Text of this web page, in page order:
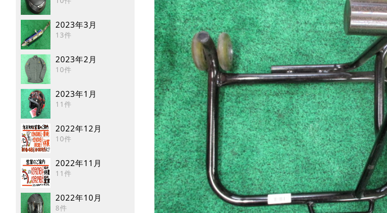
2023年3月
13件
2023年2月
10件
2023年1月
11件
2022年12月
10件
2022年11月
11件
2022年10月
8件